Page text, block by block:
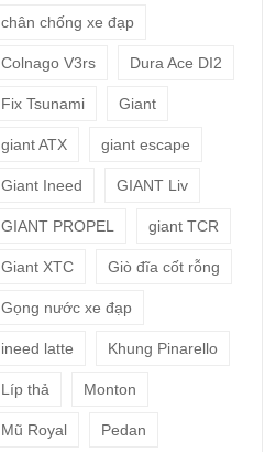
chân chống xe đạp
Colnago V3rs Dura Ace DI2
Fix Tsunami Giant
giant ATX giant escape
Giant Ineed GIANT Liv
GIANT PROPEL giant TCR
Giant XTC Giò đĩa cốt rỗng
Gọng nước xe đạp
ineed latte Khung Pinarello
Líp thả Monton
Mũ Royal Pedan